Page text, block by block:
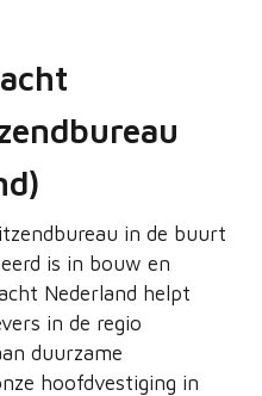
in de buurt
is in bouw en
Nederland helpt
in de regio
duurzame
hoofdvestiging in